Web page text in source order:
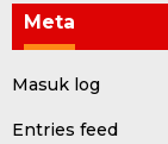
Meta
Masuk log
Entries feed